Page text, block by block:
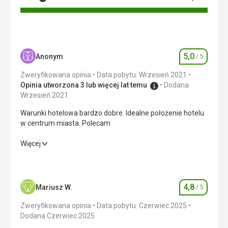
Anonym Ocena
5,0 / 5
Zweryfikowana opinia
Data pobytu: Wrzesień 2021
Opinia utworzona 3 lub więcej lat temu
Dodana
Wrzesień 2021
Warunki hotelowa bardzo dobre. Idealne położenie hotelu
w centrum miasta. Polecam
Warunki hotelowa bardzo dobre. Idealne położenie hotelu
Zakwaterowanie 5,0/ 5
Okolica
Więcej
Mariusz W. Ocena
4,8 / 5
Zweryfikowana opinia
Data pobytu: Czerwiec 2025
Dodana Czerwiec 2025